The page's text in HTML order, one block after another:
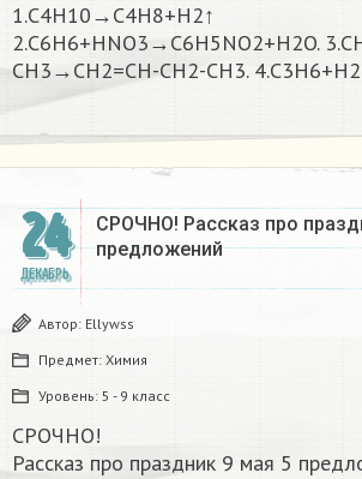
1.C4H10→C4H8+H2↑
2.C6H6+HNO3→C6H5NO2+H2O.
CH3→CH2=CH-CH2-CH3.
24
ДЕКАБРЬ
СРОЧНО! Рассказ про
предложений
Автор: Ellywss
Предмет: Химия
Уровень: 5 - 9 класс
СРОЧНО!
Рассказ про праздник 9 мая 5